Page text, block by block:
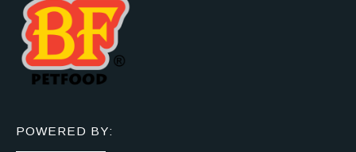
POWERED BY: